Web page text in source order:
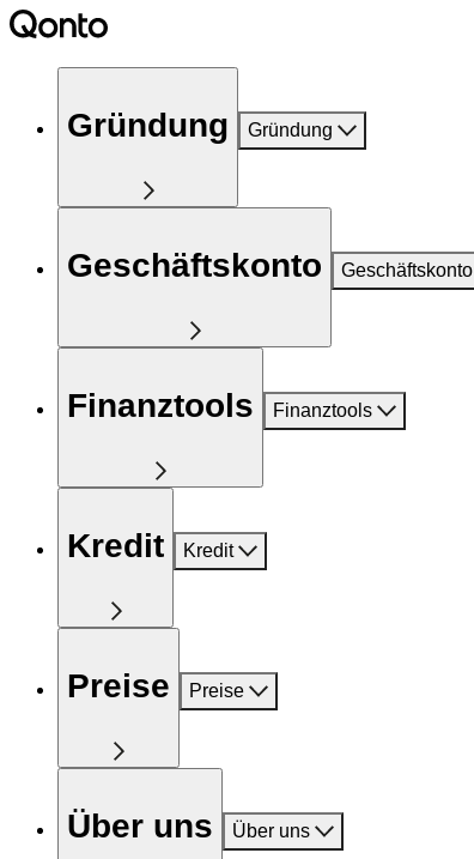
Gründung Gründung
Geschäftskonto Geschäftskonto
Finanztools Finanztools
Kredit Kredit
Preise Preise
Über uns Über uns